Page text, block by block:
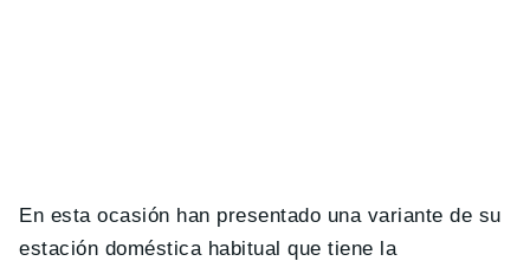
En esta ocasión han presentado una variante de su
estación doméstica habitual que tiene la